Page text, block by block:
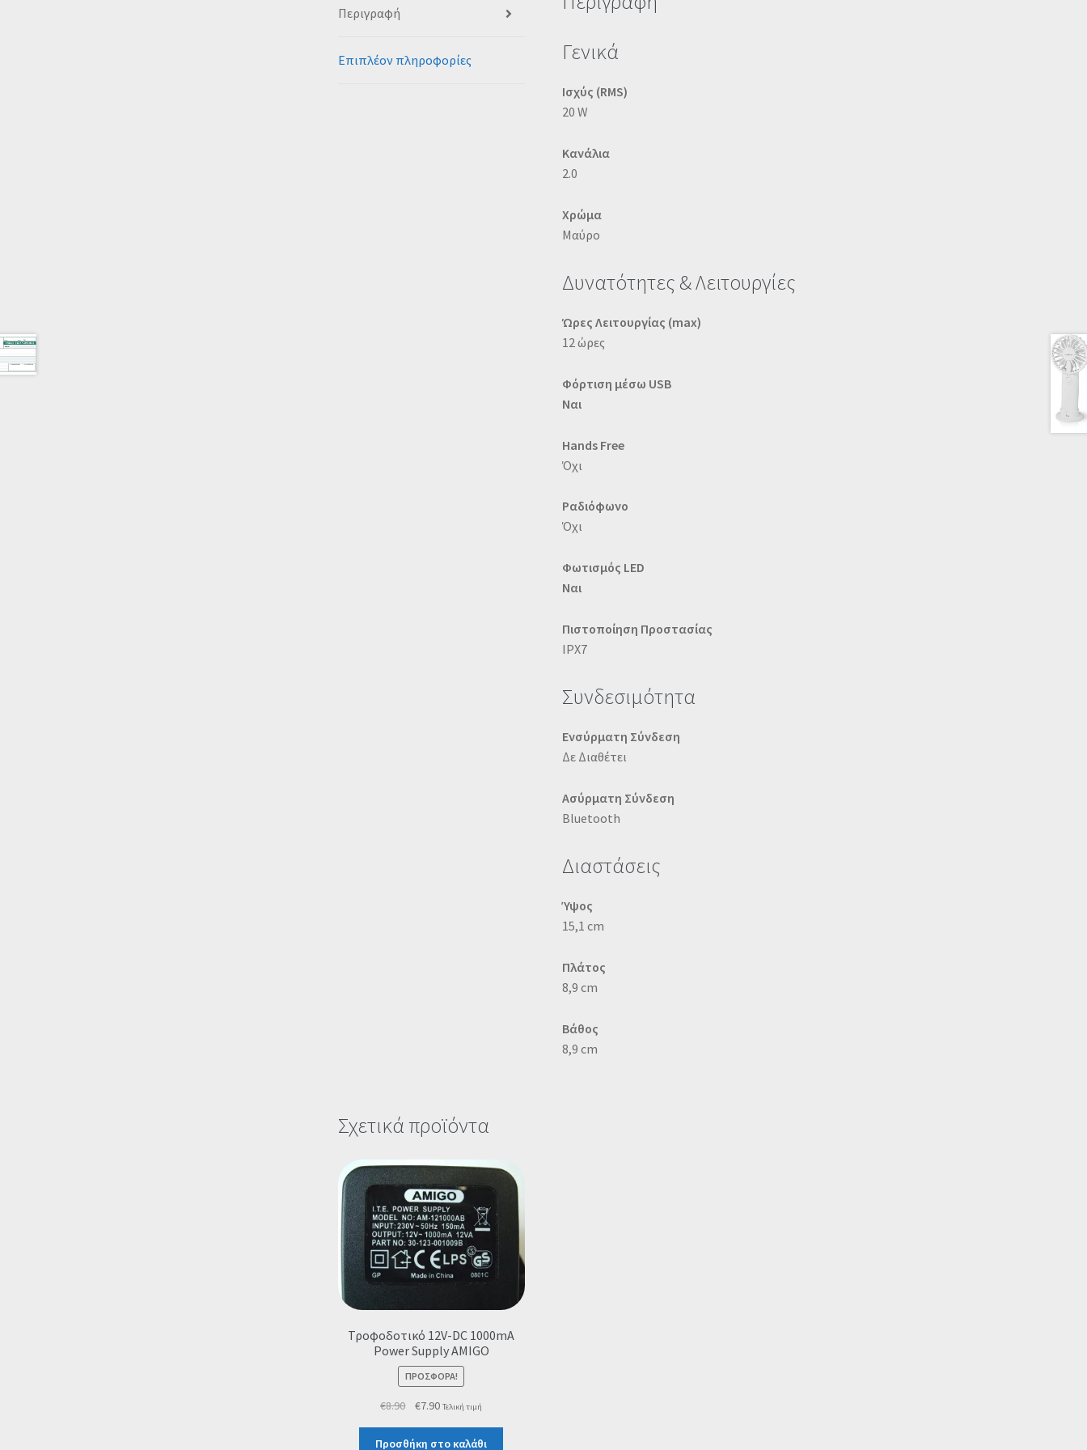
Περιγραφή
Επιπλέον πληροφορίες
Γενικά
Ισχύς (RMS)
20 W
Κανάλια
2.0
Χρώμα
Μαύρο
Δυνατότητες & Λειτουργίες
Ώρες Λειτουργίας (max)
12 ώρες
Φόρτιση μέσω USB
Ναι
Hands Free
Όχι
Ραδιόφωνο
Όχι
Φωτισμός LED
Ναι
Πιστοποίηση Προστασίας
IPX7
Συνδεσιμότητα
Ενσύρματη Σύνδεση
Δε Διαθέτει
Ασύρματη Σύνδεση
Bluetooth
Διαστάσεις
Ύψος
15,1 cm
Πλάτος
8,9 cm
Βάθος
8,9 cm
Σχετικά προϊόντα
Τροφοδοτικό 12V-DC 1000mA
Power Supply ΑMIGO
ΠΡΟΣΦΟΡΆ!
€8.90
Original
was:
€7.90Η
τιμή
Τελική τιμή
Προσθήκη στο καλάθι